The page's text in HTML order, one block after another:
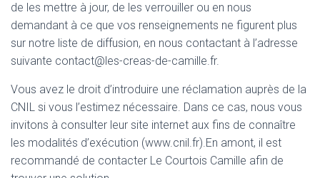
de les mettre à jour, de les verrouiller ou en nous
demandant à ce que vos renseignements ne figurent plus
sur notre liste de diffusion, en nous contactant à l’adresse
suivante contact@les-creas-de-camille.fr.
Vous avez le droit d’introduire une réclamation auprès de la
CNIL si vous l’estimez nécessaire. Dans ce cas, nous vous
invitons à consulter leur site internet aux fins de connaître
les modalités d’exécution (www.cnil.fr).En amont, il est
recommandé de contacter Le Courtois Camille afin de